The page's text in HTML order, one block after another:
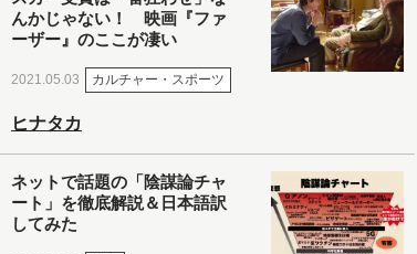
んかじゃない！ 映画『ファ
ーザー』のここが凄い
2021.05.03 カルチャー・スポーツ
ヒナタカ
ネットで話題の「陰謀論チャ
ート」を徹底解説＆日本語訳
してみた